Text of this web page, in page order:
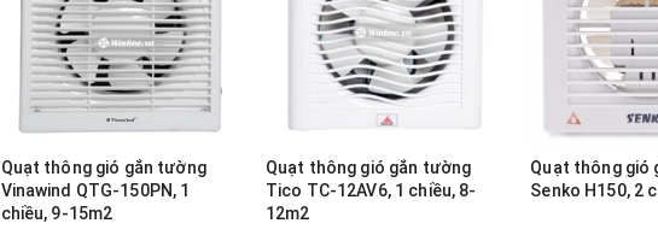
Quạt thông gió gắn tường
Vinawind QTG-150PN, 1
chiều, 9-15m2
Quạt thông gió gắn tường
Tico TC-12AV6, 1 chiều, 8-
12m2
Quạt thông gió
Senko H150, 2